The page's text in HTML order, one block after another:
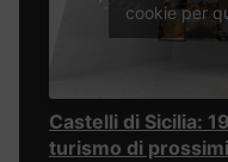
cookie per
Castelli di Sicilia:
turismo di